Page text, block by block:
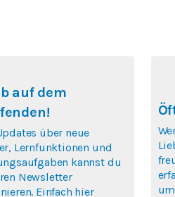
auf dem
über neue
Lernfunktionen und
kannst du
Newsletter
Einfach hier